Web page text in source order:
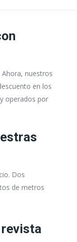
nuestros
en los
operados por
Dos
de metros